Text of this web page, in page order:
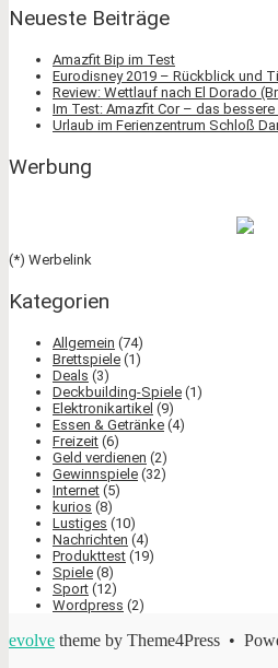
Neueste Beiträge
Amazfit Bip im Test
Eurodisney 2019 – Rückblick und
Review: Wettlauf nach El Dorado
Im Test: Amazfit Cor – das bessere
Urlaub im Ferienzentrum Schloß
Werbung
(*) Werbelink
Kategorien
Allgemein (74)
Brettspiele (1)
Deals (3)
Deckbuilding-Spiele (1)
Elektronikartikel (9)
Essen & Getränke (4)
Freizeit (6)
Geld verdienen (2)
Gewinnspiele (32)
Internet (5)
kurios (8)
Lustiges (10)
Nachrichten (4)
Produkttest (19)
Spiele (8)
Sport (12)
Wordpress (2)
evolve theme by Theme4Press •